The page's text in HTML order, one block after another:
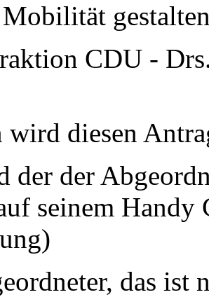
CDU -
wird diesen
der der
seinem Handy
das